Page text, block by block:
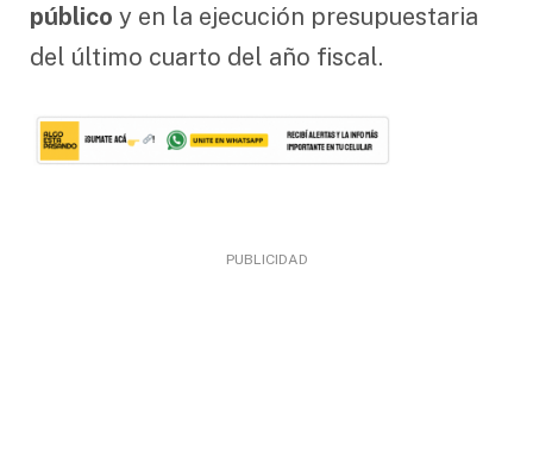
público y en la ejecución presupuestaria
del último cuarto del año fiscal.
PUBLICIDAD